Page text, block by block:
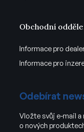
Obchodní
Informace pro
Informace pro
Odebírat
Vložte svůj e-mail
o nových